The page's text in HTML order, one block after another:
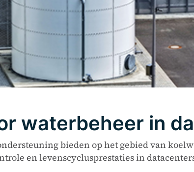
waterbeheer in
bieden op het gebied van
en levenscyclusprestaties in